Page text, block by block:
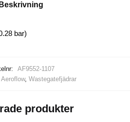
Beskrivning
bar)
AF9552-1107
Aeroflow, Wastegatefjädrar
produkter